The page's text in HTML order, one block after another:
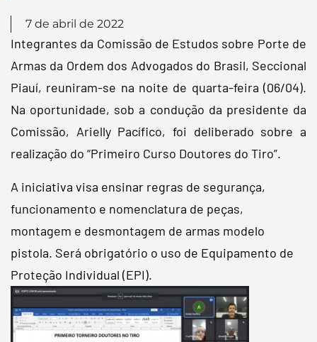
7 de abril de 2022
Integrantes da Comissão de Estudos sobre Porte de
Armas da Ordem dos Advogados do Brasil, Seccional
Piauí, reuniram-se na noite de quarta-feira (06/04).
Na oportunidade, sob a condução da presidente da
Comissão, Arielly Pacífico, foi deliberado sobre a
realização do “Primeiro Curso Doutores do Tiro”.
A iniciativa visa ensinar regras de segurança,
funcionamento e nomenclatura de peças,
montagem e desmontagem de armas modelo
pistola. Será obrigatório o uso de Equipamento de
Proteção Individual (EPI).